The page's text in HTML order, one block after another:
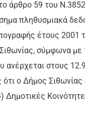
άρθρο 59 του
πληθυσμιακά
έτους 2001
σύμφωνα με
ανέρχεται στους
ο Δήμος Σιθωνίας
Δημοτικές